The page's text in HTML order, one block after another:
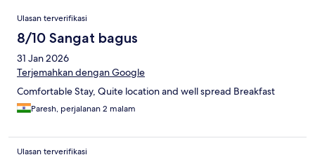
Ulasan
Ulasan terverifikasi
8/10 Sangat bagus
31 Jan 2026
Terjemahkan dengan Google
Comfortable Stay, Quite location and well spread Breakfast
Paresh, perjalanan 2 malam
Ulasan terverifikasi